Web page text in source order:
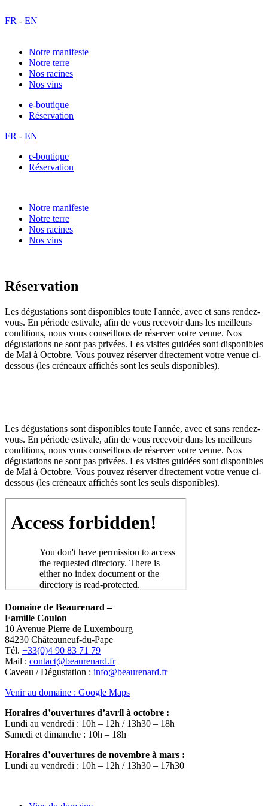
FR - EN
Notre manifeste
Notre terre
Nos racines
Nos vins
e-boutique
Réservation
FR - EN
e-boutique
Réservation
Notre manifeste
Notre terre
Nos racines
Nos vins
Réservation
Les dégustations sont disponibles toute l'année, avec et sans rendez-
vous. En période estivale, afin de vous recevoir dans les meilleurs
conditions, nous vous conseillons de réserver votre venue. Nos
dégustations ne sont pas privées. Les visites guidées sont disponibles
de Mai à Octobre. Vous pouvez réserver directement votre venue ci-
dessous (les créneaux affichés sont les seuls disponibles).
Les dégustations sont disponibles toute l'année, avec et sans rendez-
vous. En période estivale, afin de vous recevoir dans les meilleurs
conditions, nous vous conseillons de réserver votre venue. Nos
dégustations ne sont pas privées. Les visites guidées sont disponibles
de Mai à Octobre. Vous pouvez réserver directement votre venue ci-
dessous (les créneaux affichés sont les seuls disponibles).
Domaine de Beaurenard –
Famille Coulon
10 Avenue Pierre de Luxembourg
84230 Châteauneuf-du-Pape
Tél. +33(0)4 90 83 71 79
Mail : contact@beaurenard.fr
Caveau / Dégustation : info@beaurenard.fr
Venir au domaine : Google Maps
Horaires d’ouvertures d’avril à octobre :
Lundi au vendredi : 10h – 12h / 13h30 – 18h
Samedi et dimanche : 10h – 18h
Horaires d’ouvertures de novembre à mars :
Lundi au vendredi : 10h – 12h / 13h30 – 17h30